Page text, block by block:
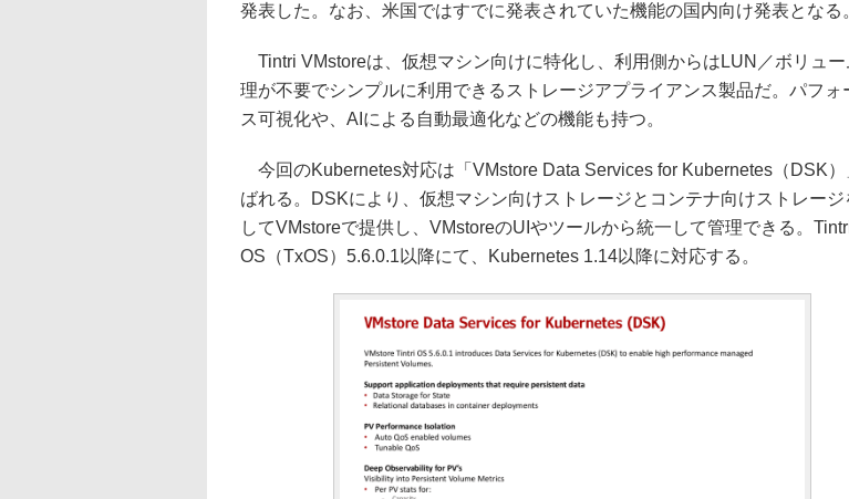
発表した。なお、米国ではすでに発表されていた機能の国内向け発表となる
Tintri VMstoreは、仮想マシン向けに特化し、利用側からはLUN／ボリュー
理が不要でシンプルに利用できるストレージアプライアンス製品だ。パフォ
ス可視化や、AIによる自動最適化などの機能も持つ。
今回のKubernetes対応は「VMstore Data Services for Kubernetes（DSK
ばれる。DSKにより、仮想マシン向けストレージとコンテナ向けストレージ
してVMstoreで提供し、VMstoreのUIやツールから統一して管理できる。
OS（TxOS）5.6.0.1以降にて、Kubernetes 1.14以降に対応する。